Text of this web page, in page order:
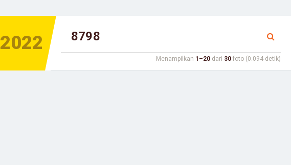
2022
Menampilkan 1–20 dari 30 foto (0.094 detik)